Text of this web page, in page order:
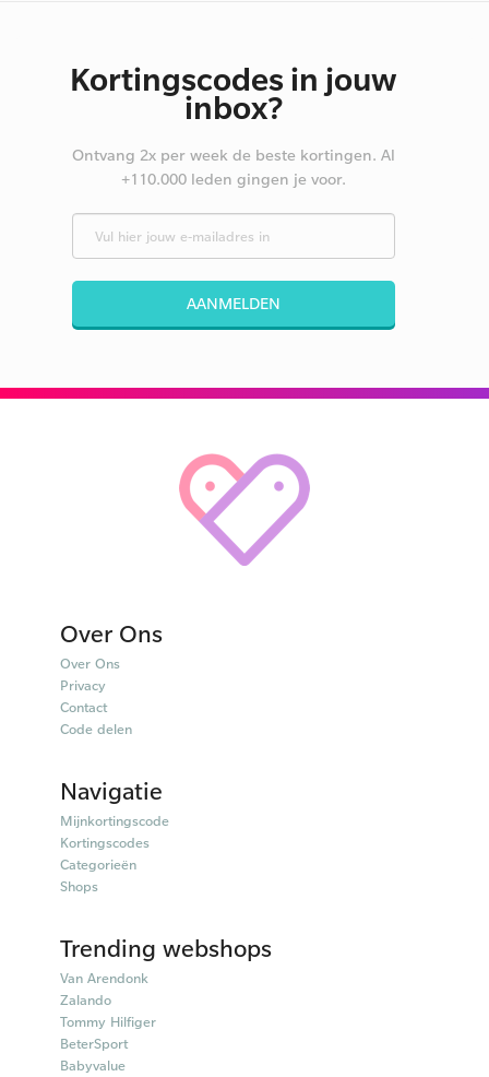
Kortingscodes in jouw
inbox?
Ontvang 2x per week de beste kortingen. Al
+110.000 leden gingen je voor.
AANMELDEN
Over Ons
Over Ons
Privacy
Contact
Code delen
Navigatie
Mijnkortingscode
Kortingscodes
Categorieën
Shops
Trending webshops
Van Arendonk
Zalando
Tommy Hilfiger
BeterSport
Babyvalue